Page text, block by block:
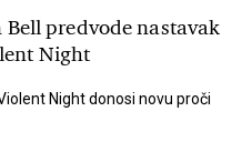
predvode nastavak
Night
Night donosi novu proči